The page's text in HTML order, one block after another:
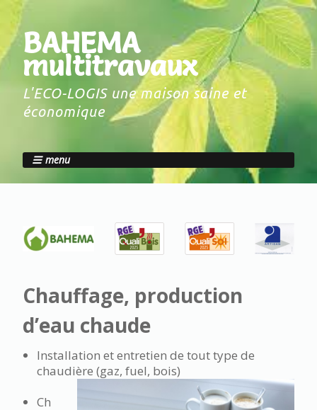
BAHEMA
multitravaux
L'ECO-LOGIS une maison saine et
économique
menu
Chauffage, production
d’eau chaude
Installation et entretien de tout type de
chaudière (gaz, fuel, bois)
Ch